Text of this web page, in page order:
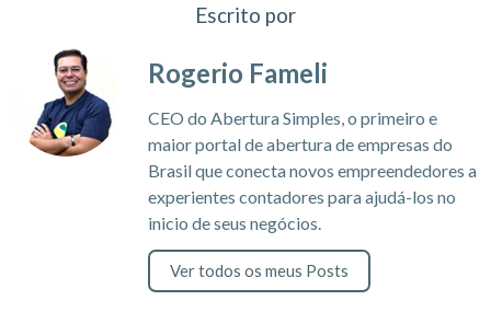
Escrito por
Rogerio Fameli
CEO do Abertura Simples, o primeiro e
maior portal de abertura de empresas do
Brasil que conecta novos empreendedores a
experientes contadores para ajudá-los no
inicio de seus negócios.
Ver todos os meus Posts